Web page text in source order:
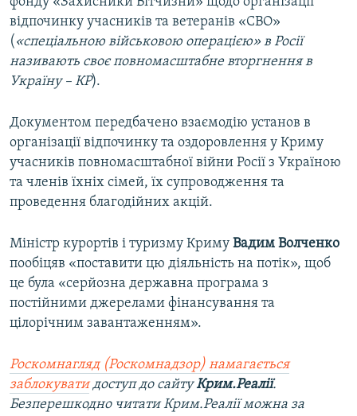
відпочинку учасників та ветеранів «СВО»
( «спеціальною військовою операцією» в Росії
називають своє повномасштабне вторгнення в
Україну – КР).
Документом передбачено взаємодію установ в
організації відпочинку та оздоровлення у Криму
учасників повномасштабної війни Росії з Україною
та членів їхніх сімей, їх супроводження та
проведення благодійних акцій.
Міністр курортів і туризму Криму Вадим Волченко
пообіцяв «поставити цю діяльність на потік», щоб
це була «серйозна державна програма з
постійними джерелами фінансування та
цілорічним завантаженням».
Роскомнагляд (Роскомнадзор) намагається
заблокувати доступ до сайту Крим.Реалії.
Безперешкодно читати Крим.Реалії можна за